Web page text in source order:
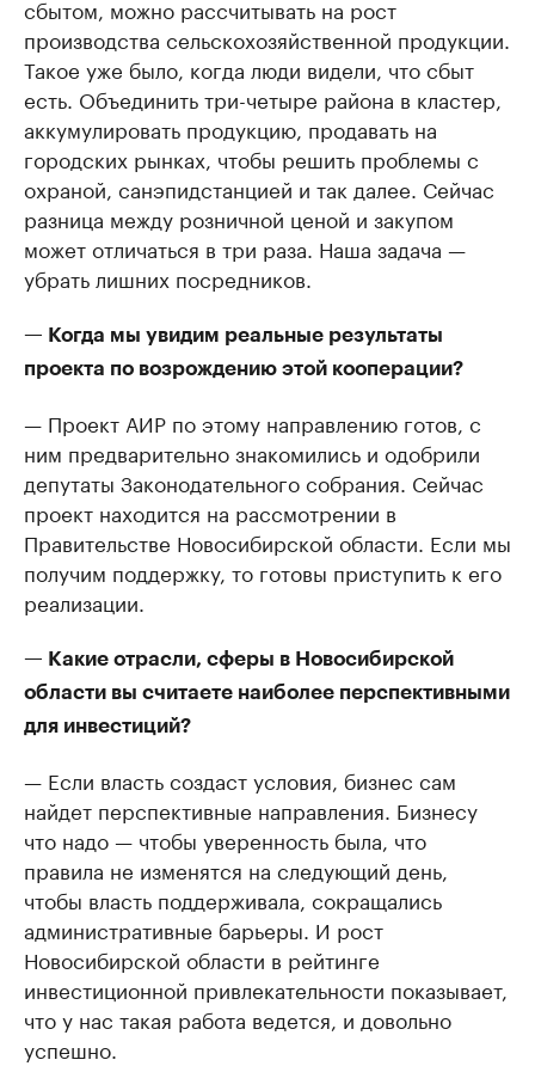
сбытом, можно рассчитывать на рост
производства сельскохозяйственной продукции.
Такое уже было, когда люди видели, что сбыт
есть. Объединить три-четыре района в кластер,
аккумулировать продукцию, продавать на
городских рынках, чтобы решить проблемы с
охраной, санэпидстанцией и так далее. Сейчас
разница между розничной ценой и закупом
может отличаться в три раза. Наша задача —
убрать лишних посредников.
— Когда мы увидим реальные результаты
проекта по возрождению этой кооперации?
— Проект АИР по этому направлению готов, с
ним предварительно знакомились и одобрили
депутаты Законодательного собрания. Сейчас
проект находится на рассмотрении в
Правительстве Новосибирской области. Если мы
получим поддержку, то готовы приступить к его
реализации.
— Какие отрасли, сферы в Новосибирской
области вы считаете наиболее перспективными
для инвестиций?
— Если власть создаст условия, бизнес сам
найдет перспективные направления. Бизнесу
что надо — чтобы уверенность была, что
правила не изменятся на следующий день,
чтобы власть поддерживала, сокращались
административные барьеры. И рост
Новосибирской области в рейтинге
инвестиционной привлекательности показывает,
что у нас такая работа ведется, и довольно
успешно.